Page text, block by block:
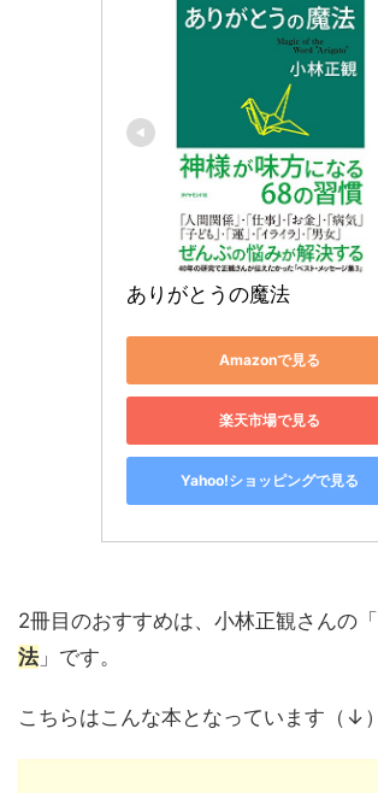
ありがとうの魔法
Amazonで見る
楽天市場で見る
Yahoo!ショッピングで見る
2冊目のおすすめは、小林正観さんの「
法 」です。
こちらはこんな本となっています（↓）